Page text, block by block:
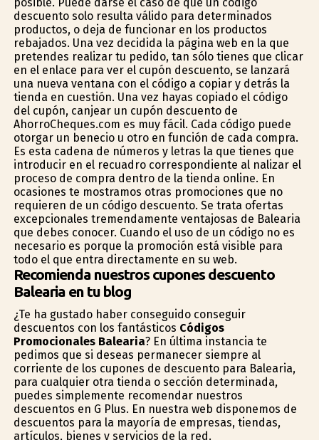
descuento solo resulta válido para determinados
productos, o deja de funcionar en los productos
rebajados. Una vez decidida la página web en la que
pretendes realizar tu pedido, tan sólo tienes que clicar
en el enlace para ver el cupón descuento, se lanzará
una nueva ventana con el código a copiar y detrás la
tienda en cuestión. Una vez hayas copiado el código
del cupón, canjear un cupón descuento de
AhorroCheques.com es muy fácil. Cada código puede
otorgar un beneficio u otro en función de cada compra.
Es esta cadena de números y letras la que tienes que
introducir en el recuadro correspondiente al finalizar el
proceso de compra dentro de la tienda online. En
ocasiones te mostramos otras promociones que no
requieren de un código descuento. Se trata ofertas
excepcionales tremendamente ventajosas de Balearia
que debes conocer. Cuando el uso de un código no es
necesario es porque la promoción está visible para
todo el que entra directamente en su web.
Recomienda nuestros cupones descuento
Balearia en tu blog
¿Te ha gustado haber conseguido conseguir
descuentos con los fantásticos Códigos
Promocionales Balearia? En última instancia te
pedimos que si deseas permanecer siempre al
corriente de los cupones de descuento para Balearia,
para cualquier otra tienda o sección determinada,
puedes simplemente recomendar nuestros
descuentos en G Plus. En nuestra web disponemos de
descuentos para la mayoría de empresas, tiendas,
artículos, bienes y servicios de la red.